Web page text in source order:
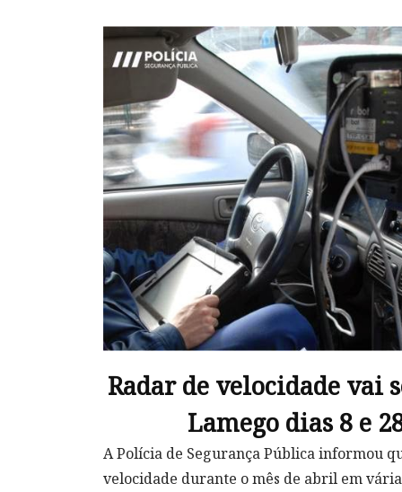
Radar de velocidade vai
Lamego dias 8 e
A Polícia de Segurança Pública informou
velocidade durante o mês de abril em